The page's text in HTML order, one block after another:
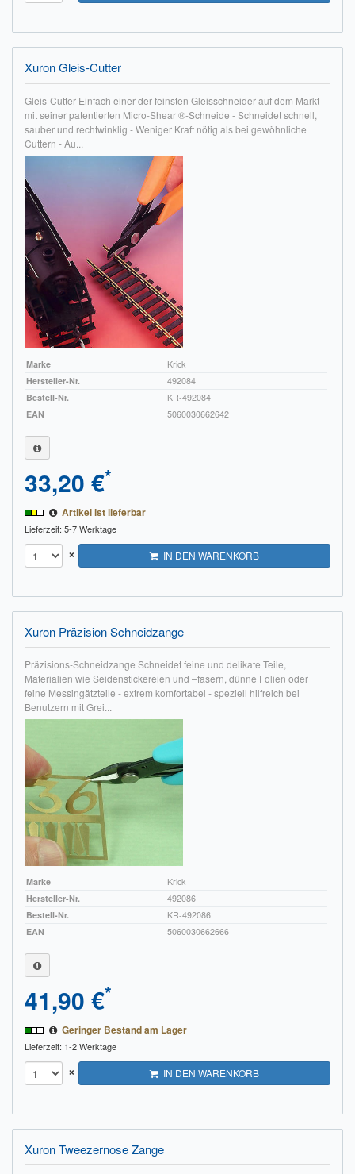
Xuron Gleis-Cutter
Gleis-Cutter Einfach einer der feinsten Gleisschneider auf dem Markt
mit seiner patentierten Micro-Shear ®-Schneide - Schneidet schnell,
sauber und rechtwinklig - Weniger Kraft nötig als bei gewöhnliche
Cuttern - Au...
Marke
Krick
Hersteller-Nr.
492084
Bestell-Nr.
KR-492084
EAN
5060030662642
33,20 €*
Artikel ist lieferbar
Lieferzeit: 5-7 Werktage
× IN DEN WARENKORB
Xuron Präzision Schneidzange
Präzisions-Schneidzange Schneidet feine und delikate Teile,
Materialien wie Seidenstickereien und –fasern, dünne Folien oder
feine Messingätzteile - extrem komfortabel - speziell hilfreich bei
Benutzern mit Grei...
Marke
Krick
Hersteller-Nr.
492086
Bestell-Nr.
KR-492086
EAN
5060030662666
41,90 €*
Geringer Bestand am Lager
Lieferzeit: 1-2 Werktage
× IN DEN WARENKORB
Xuron Tweezernose Zange